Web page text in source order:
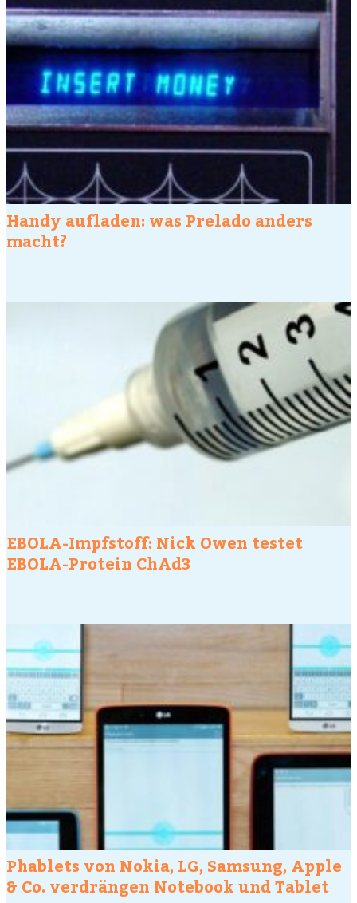
Handy aufladen: was Prelado anders
macht?
EBOLA-Impfstoff: Nick Owen testet
EBOLA-Protein ChAd3
Phablets von Nokia, LG, Samsung, Apple
& Co. verdrängen Notebook und Tablet